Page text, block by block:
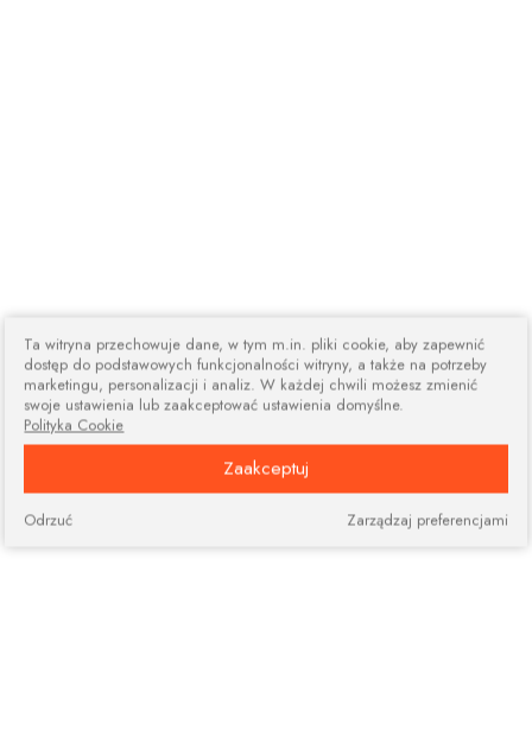
Ta witryna przechowuje dane, w tym m.in. pliki cookie, aby zapewnić
dostęp do podstawowych funkcjonalności witryny, a także na potrzeby
marketingu, personalizacji i analiz. W każdej chwili możesz zmienić
swoje ustawienia lub zaakceptować ustawienia domyślne.
Polityka Cookie
Zaakceptuj
Zarządzaj preferencjami
Odrzuć